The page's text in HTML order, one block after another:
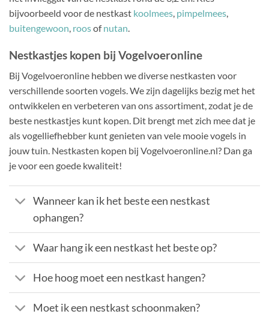
bijvoorbeeld voor de nestkast koolmees pimpelmees
buitengewoon roosofnutan
Nestkastjes kopen bij Vogelvoeronline
Bij Vogelvoeronline hebben we diverse nestkasten voor
verschillende soorten vogels. We zijn dagelijks bezig met het
ontwikkelen en verbeteren van ons assortiment, zodat je de
beste nestkastjes kunt kopen. Dit brengt met zich mee dat je
als vogelliefhebber kunt genieten van vele mooie vogels in
jouw tuin. Nestkasten kopen bij Vogelvoeronline.nl? Dan ga
je voor een goede kwaliteit!
Wanneer kan ik het beste een nestkast
ophangen?
Waar hang ik een nestkast het beste op?
Hoe hoog moet een nestkast hangen?
Moet ik een nestkast schoonmaken?